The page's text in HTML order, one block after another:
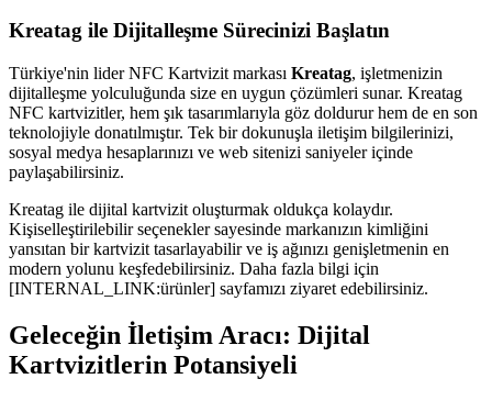
Kreatag ile Dijitalleşme Sürecinizi Başlatın
Türkiye'nin lider NFC Kartvizit markası Kreatag, işletmenizin
dijitalleşme yolculuğunda size en uygun çözümleri sunar. Kreatag
NFC kartvizitler, hem şık tasarımlarıyla göz doldurur hem de en son
teknolojiyle donatılmıştır. Tek bir dokunuşla iletişim bilgilerinizi,
sosyal medya hesaplarınızı ve web sitenizi saniyeler içinde
paylaşabilirsiniz.
Kreatag ile dijital kartvizit oluşturmak oldukça kolaydır.
Kişiselleştirilebilir seçenekler sayesinde markanızın kimliğini
yansıtan bir kartvizit tasarlayabilir ve iş ağınızı genişletmenin en
modern yolunu keşfedebilirsiniz. Daha fazla bilgi için
[INTERNAL_LINK:ürünler] sayfamızı ziyaret edebilirsiniz.
Geleceğin İletişim Aracı: Dijital
Kartvizitlerin Potansiyeli